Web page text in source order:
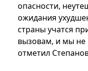
опасности,
ожидания
страны учатся
вызовам, и мы
отметил